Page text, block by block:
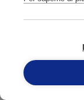
3
4
Ti